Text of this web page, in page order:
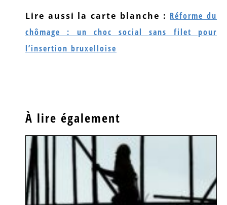
Lire aussi la carte blanche : Réforme du
chômage : un choc social sans filet pour
l’insertion bruxelloise
À lire également